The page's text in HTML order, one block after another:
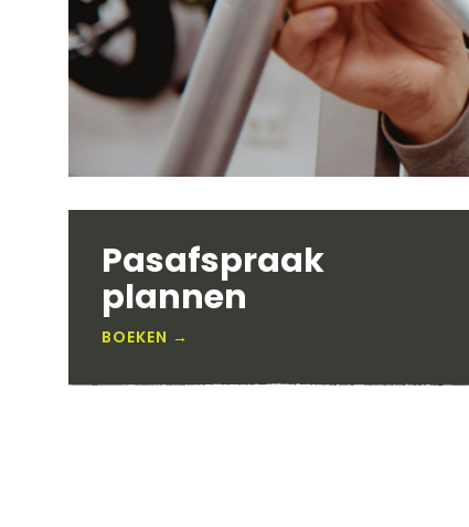
Pasafspraak
plannen
BOEKEN →